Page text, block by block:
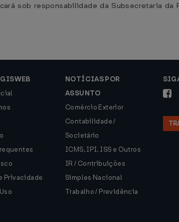
sob responsabilidade da Subsecretaria da
Privacidade
NOTÍCIAS POR
ASSUNTO
Comércio Exterior
Contabilidade /
Societário
ICMS, IPI, ISS e Outros
IR / Contribuições
Simples Nacional
Trabalho / Previdência